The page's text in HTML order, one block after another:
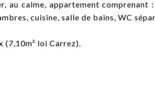
au calme, appartement comprenant
cuisine, salle de bains, WC
(7,10m² loi Carrez).